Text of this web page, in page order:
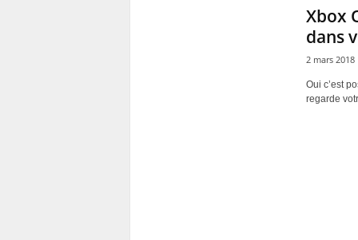
Xbox
dans
2 mars 2018
Oui c’est
regarde